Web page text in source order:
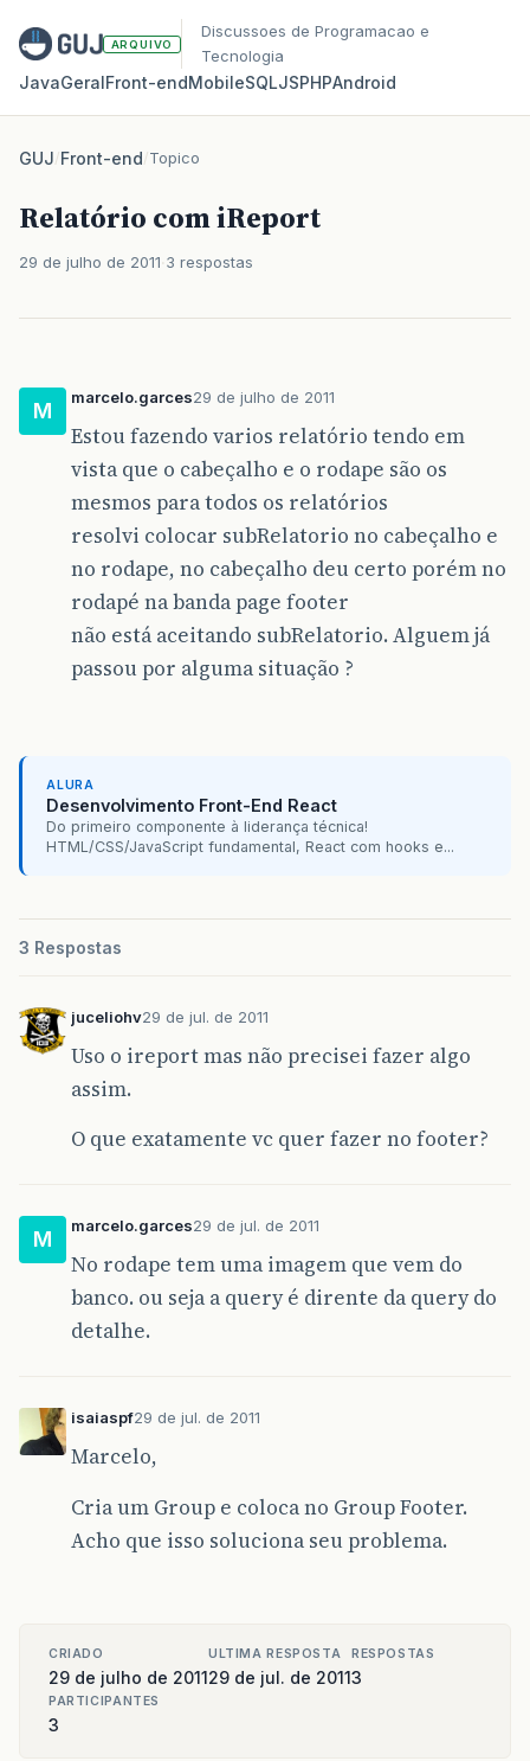
ARQUIVO
Discussoes de Programacao e
Tecnologia
JavaGeralFront‑endMobileSQLJSPHPAndroid
GUJ/Front-end/Topico
Relatório com iReport
29 de julho de 2011 3 respostas
M
marcelo.garces29 de julho de 2011
Estou fazendo varios relatório tendo em
vista que o cabeçalho e o rodape são os
mesmos para todos os relatórios
resolvi colocar subRelatorio no cabeçalho e
no rodape, no cabeçalho deu certo porém no
rodapé na banda page footer
não está aceitando subRelatorio. Alguem já
passou por alguma situação ?
ALURA
Desenvolvimento Front-End React
Do primeiro componente à liderança técnica!
HTML/CSS/JavaScript fundamental, React com hooks e...
3 Respostas
juceliohv29 de jul. de 2011
Uso o ireport mas não precisei fazer algo
assim.
O que exatamente vc quer fazer no footer?
M
marcelo.garces29 de jul. de 2011
No rodape tem uma imagem que vem do
banco. ou seja a query é dirente da query do
detalhe.
isaiaspf29 de jul. de 2011
Marcelo,
Cria um Group e coloca no Group Footer.
Acho que isso soluciona seu problema.
CRIADO
29 de julho de 2011
ULTIMA RESPOSTA
29 de jul. de 2011
RESPOSTAS
3
PARTICIPANTES
3